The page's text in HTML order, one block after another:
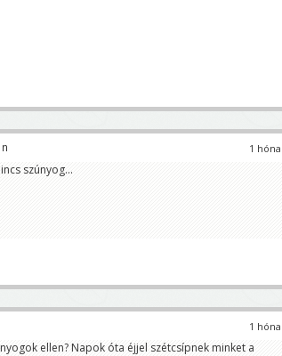
1
szúnyog...
1
ellen? Napok óta éjjel szétcsípnek minket a